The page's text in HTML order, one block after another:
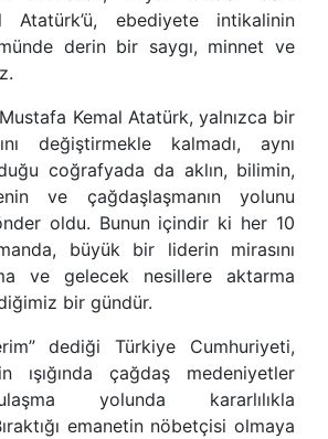
Atatürk’ü, ebediyete intikalinin
derin bir saygı, minnet ve
Kemal Atatürk, yalnızca bir
değiştirmekle kalmadı, aynı
coğrafyada da aklın, bilimin,
ve çağdaşlaşmanın yolunu
oldu. Bunun içindir ki her 10
büyük bir liderin mirasını
ve gelecek nesillere aktarma
bir gündür.
dediği Türkiye Cumhuriyeti,
ışığında çağdaş medeniyetler
yolunda kararlılıkla
emanetin nöbetçisi olmaya